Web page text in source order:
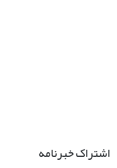
اشتراک خبرنامه